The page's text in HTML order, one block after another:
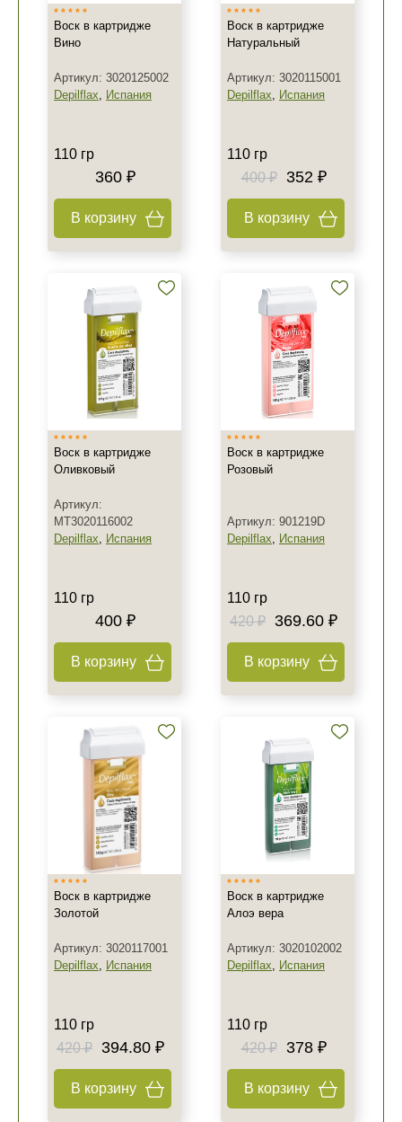
Воск в картридже
Вино
Артикул: 3020125002
Depilflax, Испания
110 гр
360 ₽
В корзину
Воск в картридже
Натуральный
Артикул: 3020115001
Depilflax, Испания
110 гр
400 ₽
352 ₽
В корзину
Воск в картридже
Оливковый
Артикул:
MT3020116002
Depilflax, Испания
110 гр
400 ₽
В корзину
Воск в картридже
Розовый
Артикул: 901219D
Depilflax, Испания
110 гр
420 ₽
369.60 ₽
В корзину
Воск в картридже
Золотой
Артикул: 3020117001
Depilflax, Испания
110 гр
420 ₽
394.80 ₽
В корзину
Воск в картридже
Алоэ вера
Артикул: 3020102002
Depilflax, Испания
110 гр
420 ₽
378 ₽
В корзину